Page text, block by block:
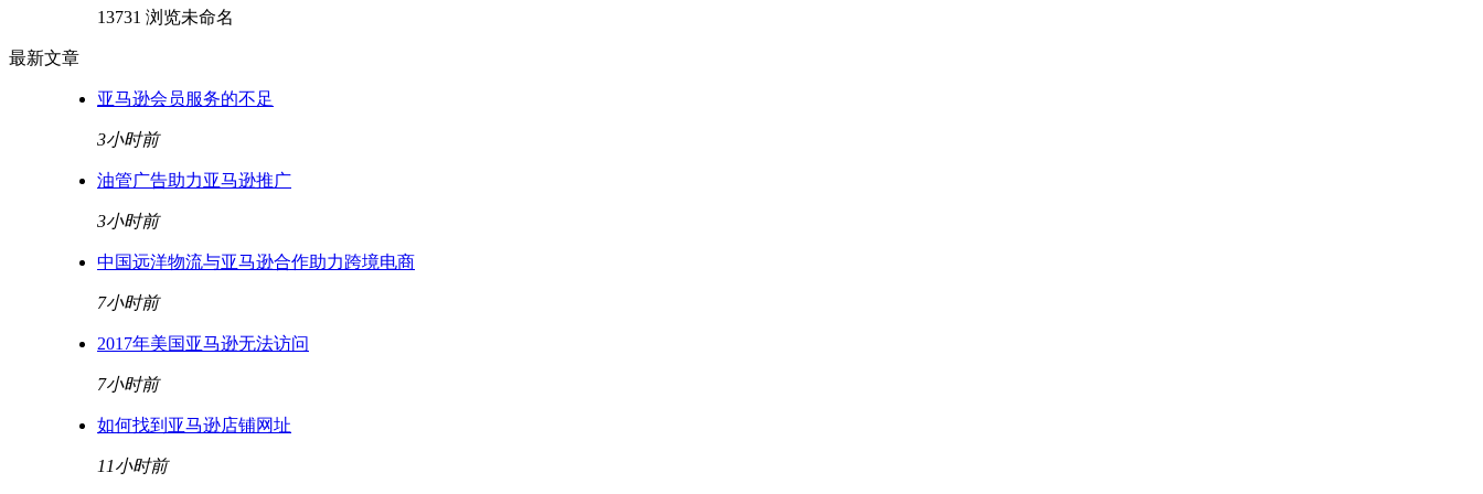
13731 浏览未命名
最新文章
亚马逊会员服务的不足
3小时前
油管广告助力亚马逊推广
3小时前
中国远洋物流与亚马逊合作助力跨境电商
7小时前
2017年美国亚马逊无法访问
7小时前
如何找到亚马逊店铺网址
11小时前